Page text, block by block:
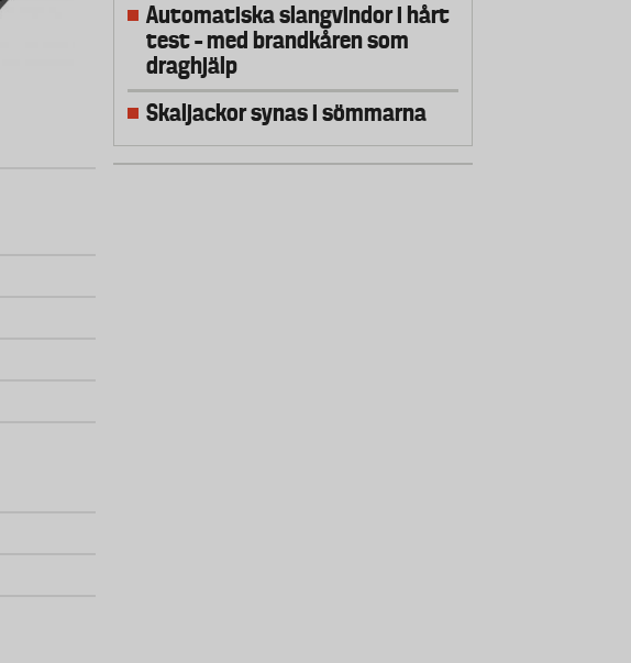
Automatiska slangvindor i hårt
test – med brandkåren som
draghjälp
Skaljackor synas i sömmarna